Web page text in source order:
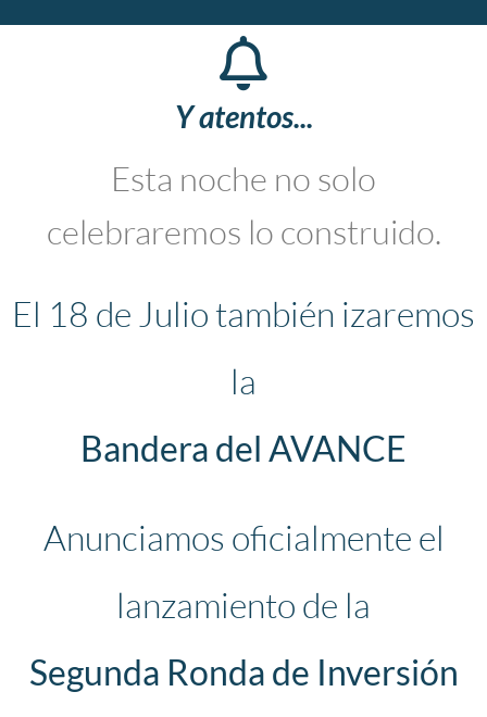
Y atentos...
Esta noche no solo
celebraremos lo construido.
El 18 de Julio también izaremos
la
Bandera del AVANCE
Anunciamos oficialmente el
lanzamiento de la
Segunda Ronda de Inversión